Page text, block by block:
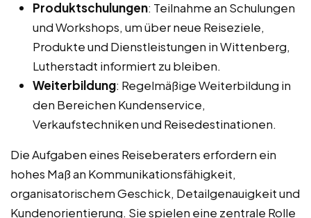
Produktschulungen: Teilnahme an Schulungen
und Workshops, um über neue Reiseziele,
Produkte und Dienstleistungen in Wittenberg,
Lutherstadt informiert zu bleiben.
Weiterbildung: Regelmäßige Weiterbildung in
den Bereichen Kundenservice,
Verkaufstechniken und Reisedestinationen.
Die Aufgaben eines Reiseberaters erfordern ein
hohes Maß an Kommunikationsfähigkeit,
organisatorischem Geschick, Detailgenauigkeit und
Kundenorientierung. Sie spielen eine zentrale Rolle